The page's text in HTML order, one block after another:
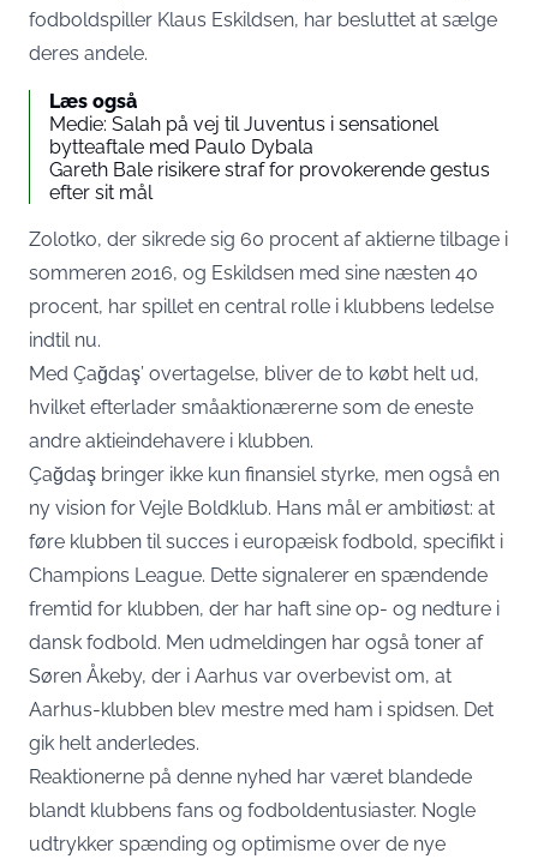
fodboldspiller Klaus Eskildsen, har besluttet at sælge
deres andele.
Læs også
Medie: Salah på vej til Juventus i sensationel
bytteaftale med Paulo Dybala
Gareth Bale risikere straf for provokerende gestus
efter sit mål
Zolotko, der sikrede sig 60 procent af aktierne tilbage i
sommeren 2016, og Eskildsen med sine næsten 40
procent, har spillet en central rolle i klubbens ledelse
indtil nu.
Med Çağdaş’ overtagelse, bliver de to købt helt ud,
hvilket efterlader småaktionærerne som de eneste
andre aktieindehavere i klubben.
Çağdaş bringer ikke kun finansiel styrke, men også en
ny vision for Vejle Boldklub. Hans mål er ambitiøst: at
føre klubben til succes i europæisk fodbold, specifikt i
Champions League. Dette signalerer en spændende
fremtid for klubben, der har haft sine op- og nedture i
dansk fodbold. Men udmeldingen har også toner af
Søren Åkeby, der i Aarhus var overbevist om, at
Aarhus-klubben blev mestre med ham i spidsen. Det
gik helt anderledes.
Reaktionerne på denne nyhed har været blandede
blandt klubbens fans og fodboldentusiaster. Nogle
udtrykker spænding og optimisme over de nye